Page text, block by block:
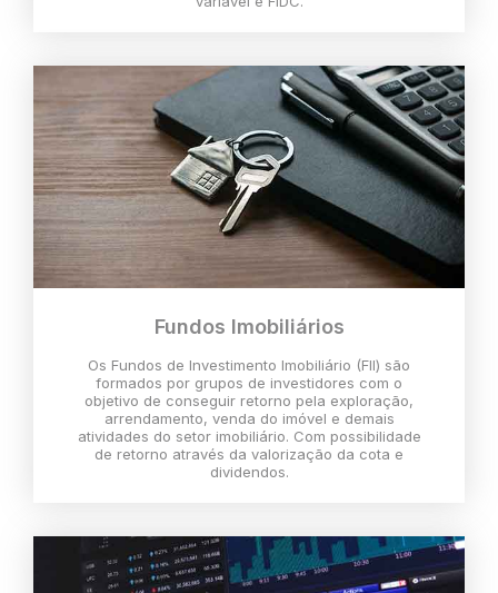
Fundos Imobiliários
Os Fundos de Investimento Imobiliário (FII) são
formados por grupos de investidores com o
objetivo de conseguir retorno pela exploração,
arrendamento, venda do imóvel e demais
atividades do setor imobiliário. Com possibilidade
de retorno através da valorização da cota e
dividendos.